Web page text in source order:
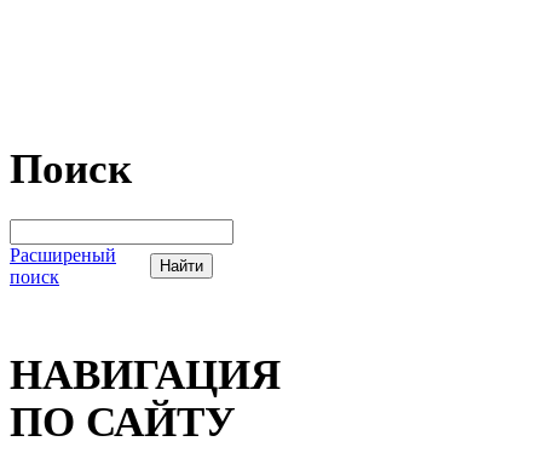
Поиск
Расширеный
поиск
НАВИГАЦИЯ
ПО САЙТУ